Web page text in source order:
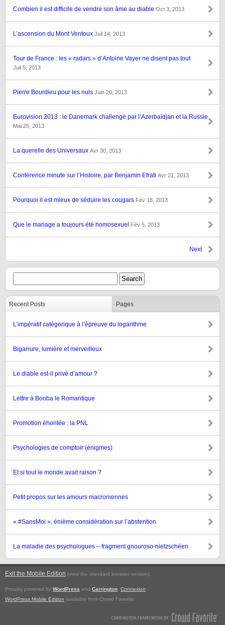
Combien il est difficile de vendre son âme au diable Oct 3, 2013
L’ascension du Mont Ventoux Juil 14, 2013
Tour de France : les « radars » d’Antoine Vayer ne disent pas tout
Juil 5, 2013
Pierre Bourdieu pour les nuls Juin 20, 2013
Eurovision 2013 : le Danemark challengé par l’Azerbaïdjan et la Russie
Mai 25, 2013
La querelle des Universaux Avr 30, 2013
Conférence minute sur l’Histoire, par Benjamin Efrati Avr 21, 2013
Pourquoi il est mieux de séduire les cougars Fév 18, 2013
Que le mariage a toujours été homosexuel Fév 5, 2013
Next
Recent Posts Pages
L’impératif catégorique à l’épreuve du logarithme
Bigarrure, lumière et merveilleux
Le diable est-il privé d’amour ?
Lettre à Booba le Romantique
Promotion éhontée : la PNL
Psychologies de comptoir (énigmes)
Et si tout le monde avait raison ?
Petit propos sur les amours macroniennes
« #SansMoi », énième considération sur l’abstention
La maladie des psychologues – fragment gnouroso-nietzschéen
Exit the Mobile Edition (view the standard browser version).
Proudly powered by WordPress and Carrington Connexion
WordPress Mobile Edition available from Crowd Favorite.